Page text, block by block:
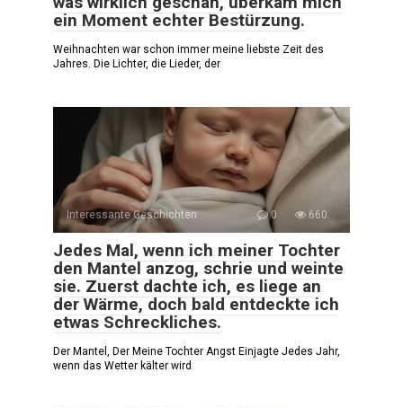
ein Moment echter Bestürzung.
Weihnachten war schon immer meine liebste Zeit des
Jahres. Die Lichter, die Lieder, der
Interessante Geschichten 0 660
Jedes Mal, wenn ich meiner Tochter
den Mantel anzog, schrie und weinte
sie. Zuerst dachte ich, es liege an
der Wärme, doch bald entdeckte ich
etwas Schreckliches.
Der Mantel, Der Meine Tochter Angst Einjagte Jedes Jahr,
wenn das Wetter kälter wird